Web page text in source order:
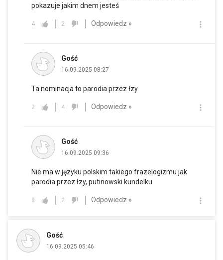
pokazuje jakim dnem jesteś
4 2 Odpowiedz »
Gość
16.09.2025 08:27
Ta nominacja to parodia przez łzy
2 4 Odpowiedz »
Gość
16.09.2025 09:36
Nie ma w języku polskim takiego frazelogizmu jak
parodia przez łzy, putinowski kundelku
8 2 Odpowiedz »
Gość
16.09.2025 05:46